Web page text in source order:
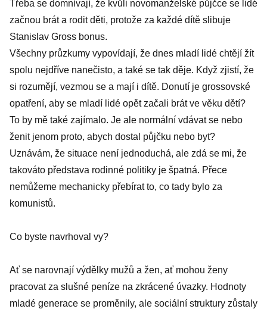
Třeba se domnívají, že kvůli novomanželské půjčce se lidé
začnou brát a rodit děti, protože za každé dítě slibuje
Stanislav Gross bonus.
Všechny průzkumy vypovídají, že dnes mladí lidé chtějí žít
spolu nejdříve nanečisto, a také se tak děje. Když zjistí, že
si rozumějí, vezmou se a mají i dítě. Donutí je grossovské
opatření, aby se mladí lidé opět začali brát ve věku dětí?
To by mě také zajímalo. Je ale normální vdávat se nebo
ženit jenom proto, abych dostal půjčku nebo byt?
Uznávám, že situace není jednoduchá, ale zdá se mi, že
takováto představa rodinné politiky je špatná. Přece
nemůžeme mechanicky přebírat to, co tady bylo za
komunistů.
Co byste navrhoval vy?
Ať se narovnají výdělky mužů a žen, ať mohou ženy
pracovat za slušné peníze na zkrácené úvazky. Hodnoty
mladé generace se proměnily, ale sociální struktury zůstaly